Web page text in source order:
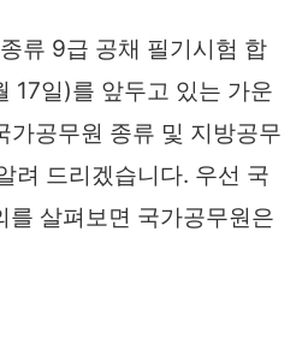
류 9급 공채 필기시험 합
17일)를 앞두고 있는 가운
공무원 종류 및 지방공무
려 드리겠습니다. 우선 국
를 살펴보면 국가공무원은